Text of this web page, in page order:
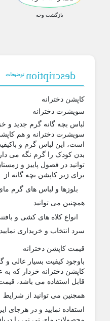
بازگشت وجه
descriptionتوضیحات
کاپشن دخترانه
سویشرت دخترانه
لباس بچه گانه گرم جدید و خزدار و
سویشرت دخترانه و هم کاپشن
است، این لباس گرم و باکیفیت
بدن کودک را گرم نگه می دارد،
توانید در فصول پاییز و زمستان و
برای زیر کاپشن بچه گانه از
بلوزها و لباس های گرم مای نی نی
همچنین می توانید
انواع کلاه های کشی و بافتنی مای
سرد انتخاب و خریداری نمایید.
قیمت کاپشن دخترانه
کاپشن دخترانه خزدار که به عنوان
قابل استفاده می باشد، قیمت ارزان
همچنین می توانید از شرایط
استفاده نمایید و در هرجای ایران که